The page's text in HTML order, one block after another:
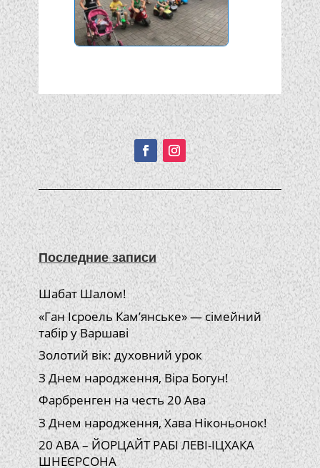
Подписывайтесь!
Последние записи
Шабат Шалом!
«Ган Ісроель Кам’янське» — сімейний
табір у Варшаві
Золотий вік: духовний урок
З Днем народження, Віра Богун!
Фарбренген на честь 20 Ава
З Днем народження, Хава Ніконьонок!
20 АВА – ЙОРЦАЙТ РАБІ ЛЕВІ-ІЦХАКА
ШНЕЄРСОНА